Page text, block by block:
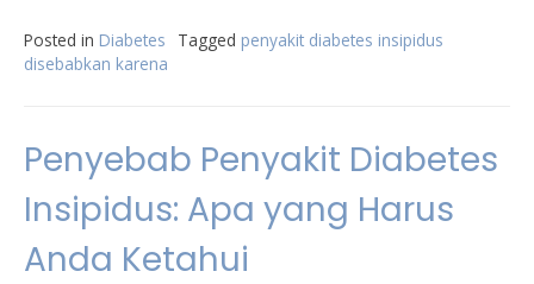
Posted in Diabetes Tagged penyakit diabetes insipidus
disebabkan karena
Penyebab Penyakit Diabetes
Insipidus: Apa yang Harus
Anda Ketahui